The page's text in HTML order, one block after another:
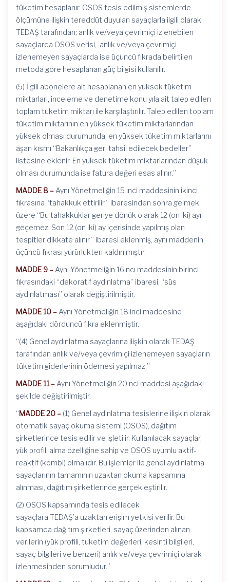
tüketim hesaplanır. OSOS tesis edilmiş sistemlerde
ölçümüne ilişkin tereddüt duyulan sayaçlarla ilgili olarak
TEDAŞ tarafından; anlık ve/veya çevrimiçi izlenebilen
sayaçlarda OSOS verisi, anlık ve/veya çevrimiçi
izlenemeyen sayaçlarda ise üçüncü fıkrada belirtilen
metoda göre hesaplanan güç bilgisi kullanılır.
(5) İlgili abonelere ait hesaplanan en yüksek tüketim
miktarları, inceleme ve denetime konu yıla ait talep edilen
toplam tüketim miktarı ile karşılaştırılır. Talep edilen toplam
tüketim miktarının en yüksek tüketim miktarlarından
yüksek olması durumunda, en yüksek tüketim miktarlarını
aşan kısmı “Bakanlıkça geri tahsil edilecek bedeller”
listesine eklenir. En yüksek tüketim miktarlarından düşük
olması durumunda ise fatura değeri esas alınır.”
MADDE 8 – Aynı Yönetmeliğin 15 inci maddesinin ikinci
fıkrasına “tahakkuk ettirilir.” ibaresinden sonra gelmek
üzere “Bu tahakkuklar geriye dönük olarak 12 (on iki) ayı
geçemez. Son 12 (on iki) ay içerisinde yapılmış olan
tespitler dikkate alınır.” ibaresi eklenmiş, aynı maddenin
üçüncü fıkrası yürürlükten kaldırılmıştır.
MADDE 9 – Aynı Yönetmeliğin 16 ncı maddesinin birinci
fıkrasındaki “dekoratif aydınlatma” ibaresi, “süs
aydınlatması” olarak değiştirilmiştir.
MADDE 10 – Aynı Yönetmeliğin 18 inci maddesine
aşağıdaki dördüncü fıkra eklenmiştir.
“(4) Genel aydınlatma sayaçlarına ilişkin olarak TEDAŞ
tarafından anlık ve/veya çevrimiçi izlenemeyen sayaçların
tüketim giderlerinin ödemesi yapılmaz.”
MADDE 11 – Aynı Yönetmeliğin 20 nci maddesi aşağıdaki
şekilde değiştirilmiştir.
“MADDE 20 – (1) Genel aydınlatma tesislerine ilişkin olarak
otomatik sayaç okuma sistemi (OSOS), dağıtım
şirketlerince tesis edilir ve işletilir. Kullanılacak sayaçlar,
yük profili alma özelliğine sahip ve OSOS uyumlu aktif-
reaktif (kombi) olmalıdır. Bu işlemler ile genel aydınlatma
sayaçlarının tamamının uzaktan okuma kapsamına
alınması, dağıtım şirketlerince gerçekleştirilir.
(2) OSOS kapsamında tesis edilecek
sayaçlara TEDAŞ’a uzaktan erişim yetkisi verilir. Bu
kapsamda dağıtım şirketleri, sayaç üzerinden alınan
verilerin (yük profili, tüketim değerleri, kesinti bilgileri,
sayaç bilgileri ve benzeri) anlık ve/veya çevrimiçi olarak
izlenmesinden sorumludur.”